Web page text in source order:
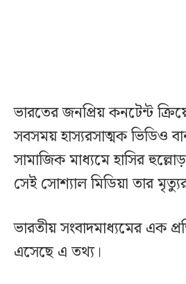
ভারতের জনপ্রিয় কনটেন্ট
সবসময় হাস্যরসাত্মক ভিডিও
সামাজিক মাধ্যমে হাসির
সেই সোশ্যাল মিডিয়া তার
ভারতীয় সংবাদমাধ্যমের এক
এসেছে এ তথ্য।